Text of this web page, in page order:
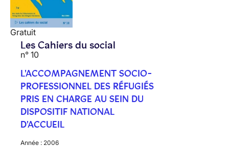
Gratuit
Les Cahiers du social
n° 10
L'ACCOMPAGNEMENT SOCIO-
PROFESSIONNEL DES RÉFUGIÉS
PRIS EN CHARGE AU SEIN DU
DISPOSITIF NATIONAL
D'ACCUEIL
Année : 2006